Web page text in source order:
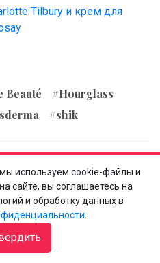
Tilbury и крем для
Beauté
#Hourglass
#shik
4,47из 5)
используем cookie-файлы и
сайте, вы соглашаетесь на
и обработку данных в